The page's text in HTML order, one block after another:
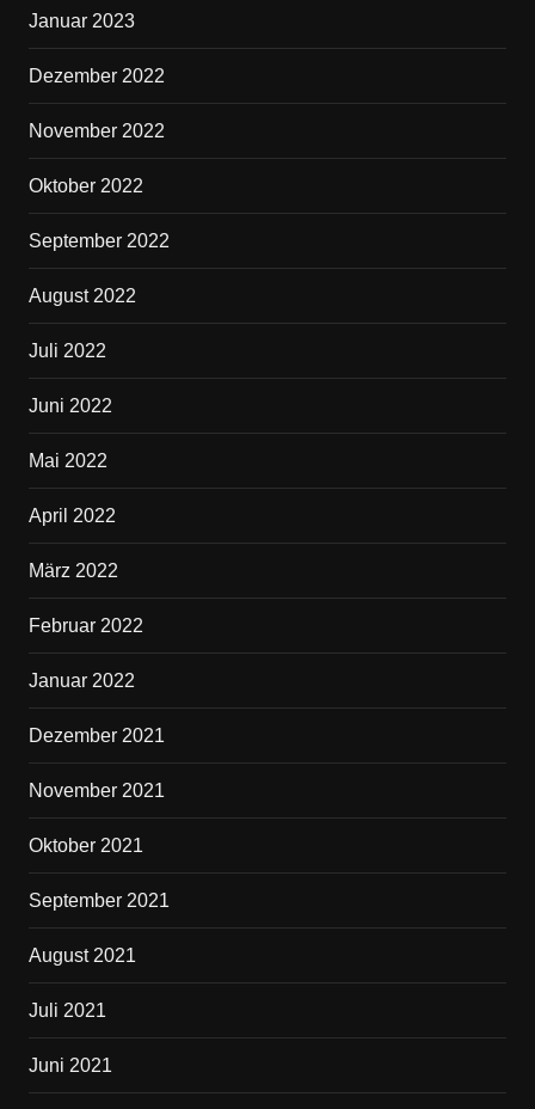
Januar 2023
Dezember 2022
November 2022
Oktober 2022
September 2022
August 2022
Juli 2022
Juni 2022
Mai 2022
April 2022
März 2022
Februar 2022
Januar 2022
Dezember 2021
November 2021
Oktober 2021
September 2021
August 2021
Juli 2021
Juni 2021